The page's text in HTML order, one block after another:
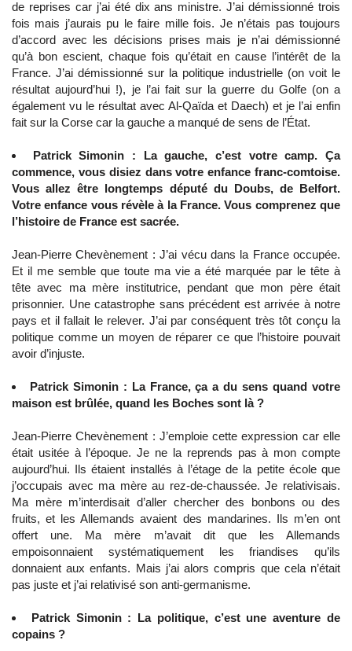
de reprises car j’ai été dix ans ministre. J’ai démissionné trois
fois mais j’aurais pu le faire mille fois. Je n’étais pas toujours
d’accord avec les décisions prises mais je n’ai démissionné
qu’à bon escient, chaque fois qu’était en cause l’intérêt de la
France. J’ai démissionné sur la politique industrielle (on voit le
résultat aujourd’hui !), je l’ai fait sur la guerre du Golfe (on a
également vu le résultat avec Al-Qaïda et Daech) et je l’ai enfin
fait sur la Corse car la gauche a manqué de sens de l’État.
Patrick Simonin : La gauche, c’est votre camp. Ça
commence, vous disiez dans votre enfance franc-comtoise.
Vous allez être longtemps député du Doubs, de Belfort.
Votre enfance vous révèle à la France. Vous comprenez que
l’histoire de France est sacrée.
Jean-Pierre Chevènement : J’ai vécu dans la France occupée.
Et il me semble que toute ma vie a été marquée par le tête à
tête avec ma mère institutrice, pendant que mon père était
prisonnier. Une catastrophe sans précédent est arrivée à notre
pays et il fallait le relever. J’ai par conséquent très tôt conçu la
politique comme un moyen de réparer ce que l’histoire pouvait
avoir d’injuste.
Patrick Simonin : La France, ça a du sens quand votre
maison est brûlée, quand les Boches sont là ?
Jean-Pierre Chevènement : J’emploie cette expression car elle
était usitée à l’époque. Je ne la reprends pas à mon compte
aujourd’hui. Ils étaient installés à l’étage de la petite école que
j’occupais avec ma mère au rez-de-chaussée. Je relativisais.
Ma mère m’interdisait d’aller chercher des bonbons ou des
fruits, et les Allemands avaient des mandarines. Ils m’en ont
offert une. Ma mère m’avait dit que les Allemands
empoisonnaient systématiquement les friandises qu’ils
donnaient aux enfants. Mais j’ai alors compris que cela n’était
pas juste et j’ai relativisé son anti-germanisme.
Patrick Simonin : La politique, c’est une aventure de
copains ?